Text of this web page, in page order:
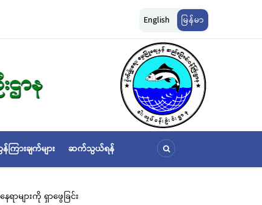
လုပ်ငန်းဦးစီးဌာနနှင့် FFI အကြား မြန်မာနိုင်ငံ ပင်လယ်နှင့် ရေချိုဇီဝမျိုးစုံမျိုးကွဲမျာ
English မြန်မာ
ြားချက်များ ဆက်သွယ်ရန်
ာများကို ရှာဖွေခြင်း